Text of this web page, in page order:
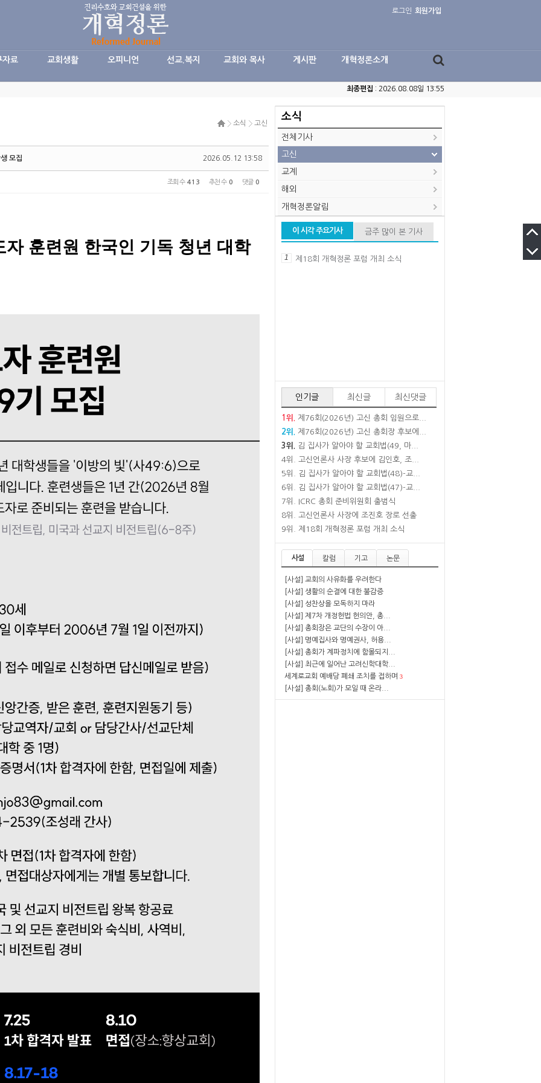
로그인 회원가입
자료 교회생활 오피니언 선교.복지 교회와 목사 게시판 개혁정론소개
최종편집 : 2026.08.08일 13:55
소식 고신
2026.05.12 13:58
모집
조회 수 413 추천 수 0 댓글 0
훈련원 한국인 기독 청년 대학
소식
전체기사
고신
교계
해외
개혁정론알림
이 시각 주요기사 금주 많이 본 기사
1 제18회 개혁정론 포럼 개최 소식
인기글 최신글 최신댓글
1위.
제76회(2026년) 고신 총회 임원으로...
2위.
제76회(2026년) 고신 총회장 후보에...
3위.
김 집사가 알아야 할 교회법(49, 마...
4위.
고신언론사 사장 후보에 김인호, 조...
5위.
김 집사가 알아야 할 교회법(48)-교...
6위.
김 집사가 알아야 할 교회법(47)-교...
7위.
ICRC 총회 준비위원회 출범식
8위.
고신언론사 사장에 조진호 장로 선출
9위.
제18회 개혁정론 포럼 개최 소식
사설 칼럼 기고 논문
[사설] 교회의 사유화를 우려한다
[사설] 생활의 순결에 대한 불감증
[사설] 성찬상을 모독하지 마라
[사설] 제7차 개정헌법 헌의안, 총...
[사설] 총회장은 교단의 수장이 아...
[사설] 명예집사와 명예권사, 허용...
[사설] 총회가 계파정치에 함몰되지...
[사설] 최근에 일어난 고려신학대학...
세계로교회 예배당 폐쇄 조치를 접하며 3
[사설] 총회(노회)가 모일 때 온라...